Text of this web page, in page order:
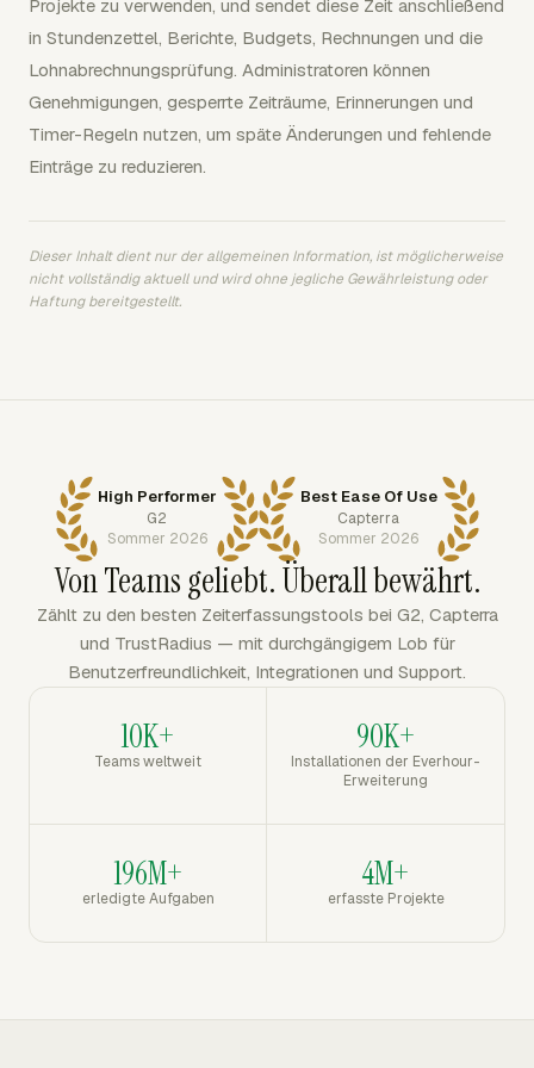
Projekte zu verwenden, und sendet diese Zeit anschließend
in Stundenzettel, Berichte, Budgets, Rechnungen und die
Lohnabrechnungsprüfung. Administratoren können
Genehmigungen, gesperrte Zeiträume, Erinnerungen und
Timer-Regeln nutzen, um späte Änderungen und fehlende
Einträge zu reduzieren.
Dieser Inhalt dient nur der allgemeinen Information, ist möglicherweise
nicht vollständig aktuell und wird ohne jegliche Gewährleistung oder
Haftung bereitgestellt.
High Performer
G2
Sommer 2026
Best Ease Of Use
Capterra
Sommer 2026
Von Teams geliebt. Überall bewährt.
Zählt zu den besten Zeiterfassungstools bei G2, Capterra
und TrustRadius — mit durchgängigem Lob für
Benutzerfreundlichkeit, Integrationen und Support.
10K+
Teams weltweit
90K+
Installationen der Everhour-
Erweiterung
196M+
erledigte Aufgaben
4M+
erfasste Projekte